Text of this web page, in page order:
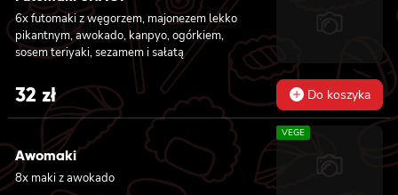
teriyaki i posypana sezamem, 8x california z
masago, awokado i kanpyo, owinięta
węgorzem, polana sosem unagi i posypana
sezamem, 8x california z krewetką w
tempurze, awokado i lekko pikantnym
majonezem, owinięta krewetką, polana
słodko-pikantnym sosem i posypana
kolendrą
was:
179 zł.
is:
159 zł.
6x futomaki z węgorzem, majonezem lekko
pikantnym, awokado, kanpyo, ogórkiem,
sosem teriyaki, sezamem i sałatą
32 zł Do koszyka
Awomaki
8x maki z awokado
VEGE